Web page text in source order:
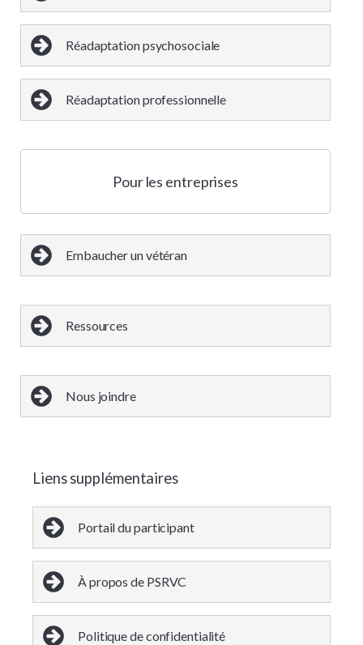
Réadaptation psychosociale
Réadaptation professionnelle
Pour les entreprises
Embaucher un vétéran
Ressources
Nous joindre
Liens supplémentaires
Portail du participant
À propos de PSRVC
Politique de confidentialité